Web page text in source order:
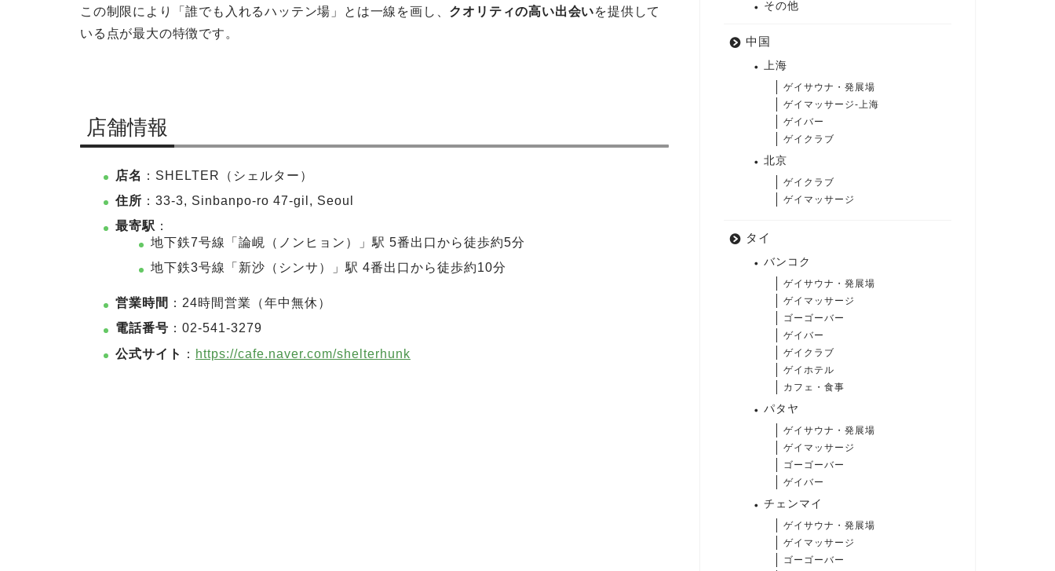
この制限により「誰でも入れるハッテン場」とは一線を画し、 クオリティの高い出会いを提供して
いる点が最大の特徴です。
店舗情報
店名 ：SHELTER（シェルター）
住所 ：33-3, Sinbanpo-ro 47-gil, Seoul
最寄駅 ：
地下鉄7号線「論峴（ノンヒョン）」駅 5番出口から徒歩約5分
地下鉄3号線「新沙（シンサ）」駅 4番出口から徒歩約10分
営業時間 ：24時間営業（年中無休）
電話番号 ：02-541-3279
公式サイト
： https://cafe.naver.com/shelterhunk
その他
中国
上海
ゲイサウナ・発展場
ゲイマッサージ-上海
ゲイバー
ゲイクラブ
北京
ゲイクラブ
ゲイマッサージ
タイ
バンコク
ゲイサウナ・発展場
ゲイマッサージ
ゴーゴーバー
ゲイバー
ゲイクラブ
ゲイホテル
カフェ・食事
パタヤ
ゲイサウナ・発展場
ゲイマッサージ
ゴーゴーバー
ゲイバー
チェンマイ
ゲイサウナ・発展場
ゲイマッサージ
ゴーゴーバー